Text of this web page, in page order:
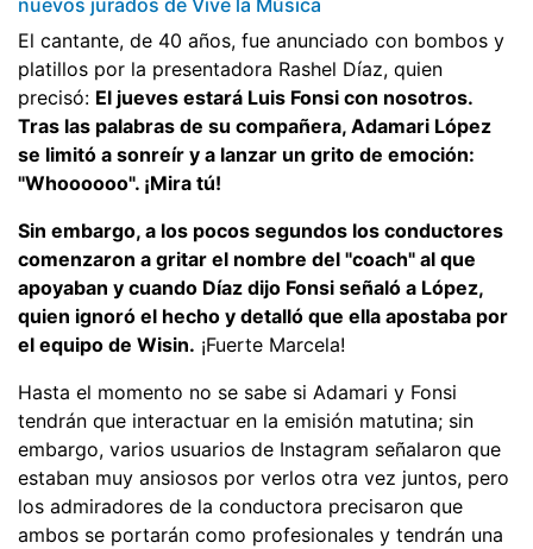
El cantante, de 40 años, fue anunciado con bombos y
platillos por la presentadora Rashel Díaz, quien
precisó: El jueves estará Luis Fonsi con nosotros.
Tras las palabras de su compañera, Adamari López
se limitó a sonreír y a lanzar un grito de emoción:
"Whoooooo". ¡Mira tú!
Sin embargo, a los pocos segundos los conductores
comenzaron a gritar el nombre del "coach" al que
apoyaban y cuando Díaz dijo Fonsi señaló a López,
quien ignoró el hecho y detalló que ella apostaba por
el equipo de Wisin. ¡Fuerte Marcela!
Hasta el momento no se sabe si Adamari y Fonsi
tendrán que interactuar en la emisión matutina; sin
embargo, varios usuarios de Instagram señalaron que
estaban muy ansiosos por verlos otra vez juntos, pero
los admiradores de la conductora precisaron que
ambos se portarán como profesionales y tendrán una